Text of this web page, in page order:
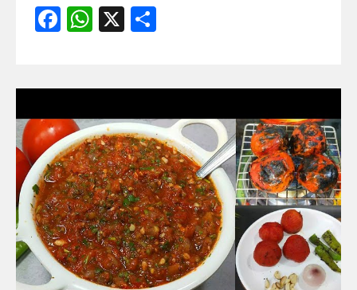
Facebook
WhatsApp
X